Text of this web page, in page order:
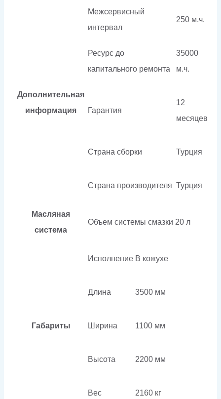
Дополнительная
информация
Межсервисный
интервал
250 м.ч.
Ресурс до
капитального ремонта
35000
м.ч.
Гарантия
12
месяцев
Страна сборки Турция
Страна производителя Турция
Масляная
система
Объем системы смазки 20 л
Габариты
Исполнение В кожухе
Длина 3500 мм
Ширина 1100 мм
Высота 2200 мм
Вес 2160 кг